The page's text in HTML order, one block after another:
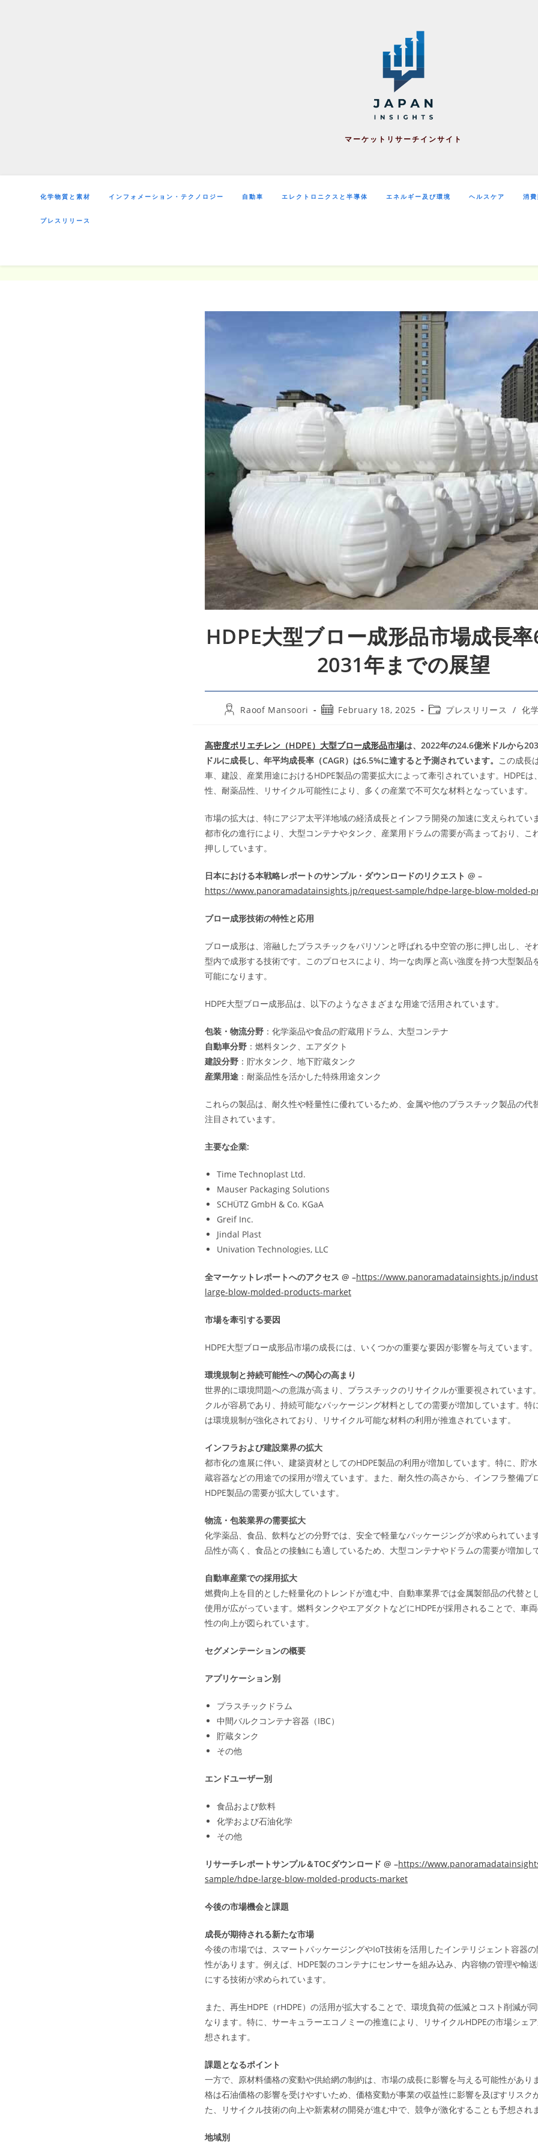
マーケットリサーチインサイト
化学物質と素材 インフォメーション・テクノロジー 自動車 エレクトロニクスと半導体 エネルギー及び環境 ヘルスケア 消費
プレスリリース
HDPE大型ブロー成形品市場成長率
2031年までの展望
PostRaoof Mansoori
PostFebruary 18, 2025
Postプレスリリース / 化
高密度ポリエチレン（HDPE）大型ブロー成形品市場は、2022年の24.6億米ドルから
ドルに成長し、年平均成長率（CAGR）は6.5%に達すると予測されています。 この成長
車、建設、産業用途におけるHDPE製品の需要拡大によって牽引されています。HDPEは
性、耐薬品性、リサイクル可能性により、多くの産業で不可欠な材料となっています。
市場の拡大は、特にアジア太平洋地域の経済成長とインフラ開発の加速に支えられてい
都市化の進行により、大型コンテナやタンク、産業用ドラムの需要が高まっており、こ
押ししています。
日本における本戦略レポートのサンプル・ダウンロードのリクエスト @ –
https://www.panoramadatainsights.jp/request-sample/hdpe-large-blow-molded-
ブロー成形技術の特性と応用
ブロー成形は、溶融したプラスチックをパリソンと呼ばれる中空管の形に押し出し、そ
型内で成形する技術です。このプロセスにより、均一な肉厚と高い強度を持つ大型製品
可能になります。
HDPE大型ブロー成形品は、以下のようなさまざまな用途で活用されています。
包装・物流分野 ：化学薬品や食品の貯蔵用ドラム、大型コンテナ
自動車分野 ：燃料タンク、エアダクト
建設分野 ：貯水タンク、地下貯蔵タンク
産業用途 ：耐薬品性を活かした特殊用途タンク
これらの製品は、耐久性や軽量性に優れているため、金属や他のプラスチック製品の代
注目されています。
主要な企業:
Time Technoplast Ltd.
Mauser Packaging Solutions
SCHÜTZ GmbH & Co. KGaA
Greif Inc.
Jindal Plast
Univation Technologies, LLC
全マーケットレポートへのアクセス @ –https://www.panoramadatainsights.jp/
large-blow-molded-products-market
市場を牽引する要因
HDPE大型ブロー成形品市場の成長には、いくつかの重要な要因が影響を与えています。
環境規制と持続可能性への関心の高まり
世界的に環境問題への意識が高まり、プラスチックのリサイクルが重要視されています
クルが容易であり、持続可能なパッケージング材料としての需要が増加しています。特
は環境規制が強化されており、リサイクル可能な材料の利用が推進されています。
インフラおよび建設業界の拡大
都市化の進展に伴い、建築資材としてのHDPE製品の利用が増加しています。特に、貯
蔵容器などの用途での採用が増えています。また、耐久性の高さから、インフラ整備プ
HDPE製品の需要が拡大しています。
物流・包装業界の需要拡大
化学薬品、食品、飲料などの分野では、安全で軽量なパッケージングが求められていま
品性が高く、食品との接触にも適しているため、大型コンテナやドラムの需要が増加し
自動車産業での採用拡大
燃費向上を目的とした軽量化のトレンドが進む中、自動車業界では金属製部品の代替と
使用が広がっています。燃料タンクやエアダクトなどにHDPEが採用されることで、車
性の向上が図られています。
セグメンテーションの概要
アプリケーション別
プラスチックドラム
中間バルクコンテナ容器（IBC）
貯蔵タンク
その他
エンドユーザー別
食品および飲料
化学および石油化学
その他
リサーチレポートサンプル＆TOCダウンロード @ –https://
sample/hdpe-large-blow-molded-products-market
今後の市場機会と課題
成長が期待される新たな市場
今後の市場では、スマートパッケージングやIoT技術を活用したインテリジェント容器
性があります。例えば、HDPE製のコンテナにセンサーを組み込み、内容物の管理や輸
にする技術が求められています。
また、再生HDPE（rHDPE）の活用が拡大することで、環境負荷の低減とコスト削減が
なります。特に、サーキュラーエコノミーの推進により、リサイクルHDPEの市場シェ
想されます。
課題となるポイント
一方で、原材料価格の変動や供給網の制約は、市場の成長に影響を与える可能性があり
格は石油価格の影響を受けやすいため、価格変動が事業の収益性に影響を及ぼすリスク
た、リサイクル技術の向上や新素材の開発が進む中で、競争が激化することも予想されま
地域別